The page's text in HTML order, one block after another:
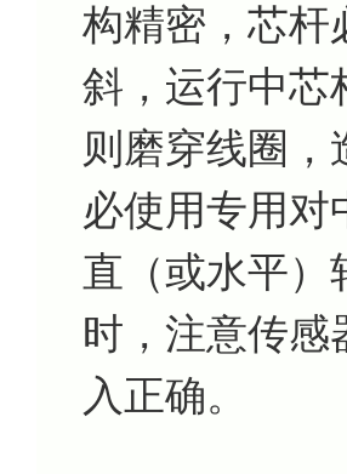
构精密，芯杆
斜，运行中芯
则磨穿线圈
必使用专用对
直（或水平）
时，注意传感
入正确。